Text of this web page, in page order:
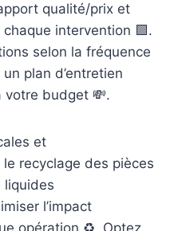
qualité/prix et
intervention 🟩.
selon la fréquence
plan d’entretien
votre budget 💸.
et
recyclage des pièces
liquides
l’impact